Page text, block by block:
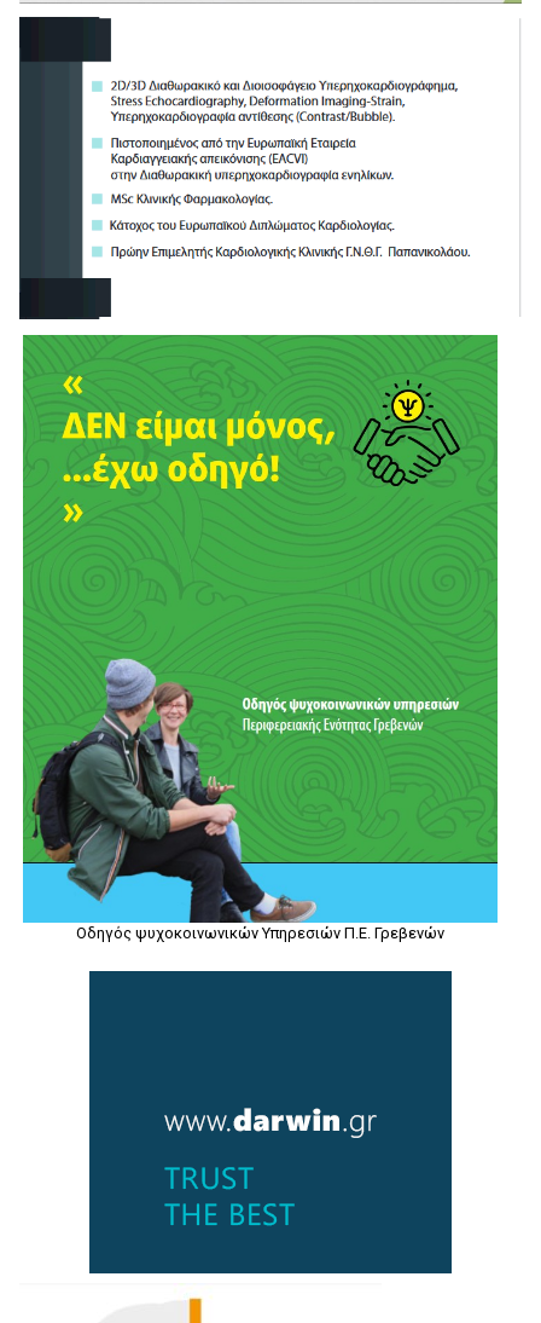
Οδηγός ψυχοκοινωνικών Υπηρεσιών Π.Ε. Γρεβενών